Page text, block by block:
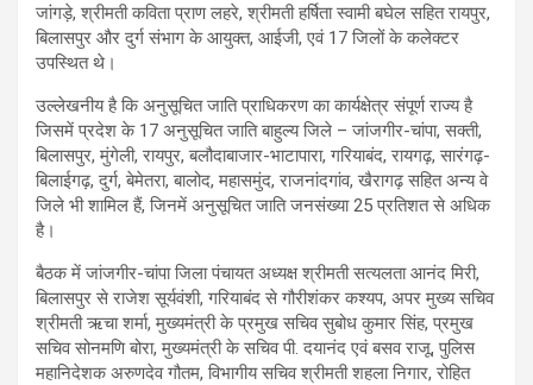
जांगड़े, श्रीमती कविता प्राण लहरे, श्रीमती हर्षिता स्वामी बघेल सहित रायपुर,
बिलासपुर और दुर्ग संभाग के आयुक्त, आईजी, एवं 17 जिलों के कलेक्टर
उपस्थित थे।
उल्लेखनीय है कि अनुसूचित जाति प्राधिकरण का कार्यक्षेत्र संपूर्ण राज्य है
जिसमें प्रदेश के 17 अनुसूचित जाति बाहुल्य जिले – जांजगीर-चांपा, सक्ती,
बिलासपुर, मुंगेली, रायपुर, बलौदाबाजार-भाटापारा, गरियाबंद, रायगढ़, सारंगढ़-
बिलाईगढ़, दुर्ग, बेमेतरा, बालोद, महासमुंद, राजनांदगांव, खैरागढ़ सहित अन्य वे
जिले भी शामिल हैं, जिनमें अनुसूचित जाति जनसंख्या 25 प्रतिशत से अधिक
है।
बैठक में जांजगीर-चांपा जिला पंचायत अध्यक्ष श्रीमती सत्यलता आनंद मिरी,
बिलासपुर से राजेश सूर्यवंशी, गरियाबंद से गौरीशंकर कश्यप, अपर मुख्य सचिव
श्रीमती ऋचा शर्मा, मुख्यमंत्री के प्रमुख सचिव सुबोध कुमार सिंह, प्रमुख
सचिव सोनमणि बोरा, मुख्यमंत्री के सचिव पी. दयानंद एवं बसव राजू, पुलिस
महानिदेशक अरुणदेव गौतम, विभागीय सचिव श्रीमती शहला निगार, रोहित